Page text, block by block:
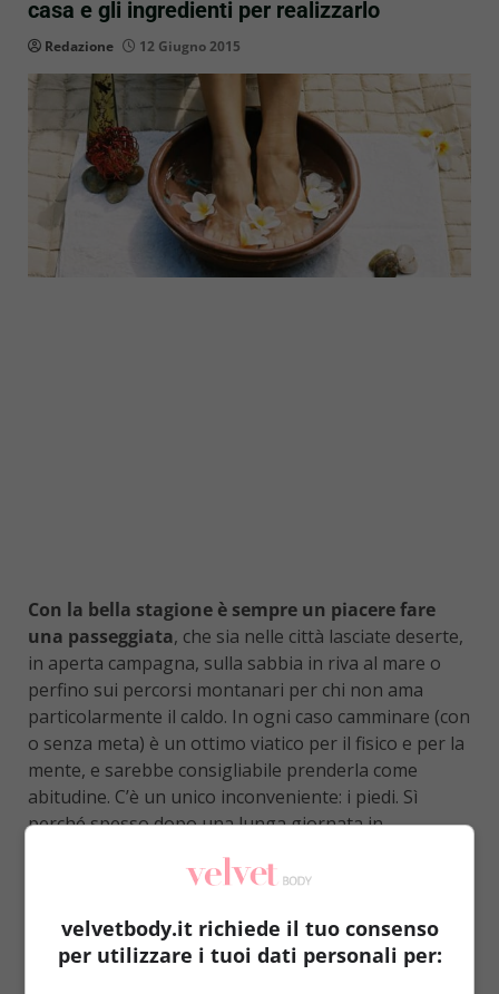
casa e gli ingredienti per realizzarlo
Redazione 12 Giugno 2015
Con la bella stagione è sempre un piacere fare
una passeggiata, che sia nelle città lasciate deserte,
in aperta campagna, sulla sabbia in riva al mare o
perfino sui percorsi montanari per chi non ama
particolarmente il caldo. In ogni caso camminare (con
o senza meta) è un ottimo viatico per il fisico e per la
mente, e sarebbe consigliabile prenderla come
abitudine. C’è un unico inconveniente: i piedi. Sì
perché spesso dopo una lunga giornata in
irriconoscibili, le caviglie si trasformano in colonne
diventano macigni quasi inamovibili.Come aiutarli?
Scegliere scarpe comode senza dubbio, ma anche
velvetbody.it richiede il tuo consenso
per utilizzare i tuoi dati personali per: